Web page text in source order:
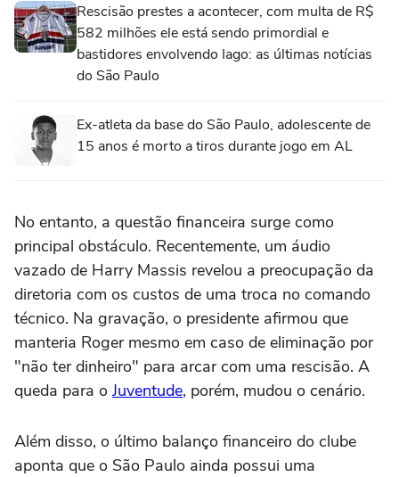
Rescisão prestes a acontecer, com multa de R$
582 milhões ele está sendo primordial e
bastidores envolvendo Iago: as últimas notícias
do São Paulo
Ex-atleta da base do São Paulo, adolescente de
15 anos é morto a tiros durante jogo em AL
No entanto, a questão financeira surge como
principal obstáculo. Recentemente, um áudio
vazado de Harry Massis revelou a preocupação da
diretoria com os custos de uma troca no comando
técnico. Na gravação, o presidente afirmou que
manteria Roger mesmo em caso de eliminação por
"não ter dinheiro" para arcar com uma rescisão. A
queda para o Juventude, porém, mudou o cenário.
Além disso, o último balanço financeiro do clube
aponta que o São Paulo ainda possui uma